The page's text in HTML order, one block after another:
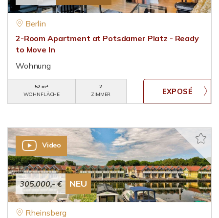
Berlin
2-Room Apartment at Potsdamer Platz - Ready
to Move In
Wohnung
52 m²
WOHNFLÄCHE
2
ZIMMER
305.000,- € NEU
Video
Rheinsberg